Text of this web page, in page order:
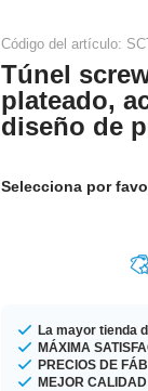
Código del artículo:
Túnel
plateado,
diseño de
Selecciona por
La mayor tienda
MÁXIMA
PRECIOS DE
MEJOR CALIDAD